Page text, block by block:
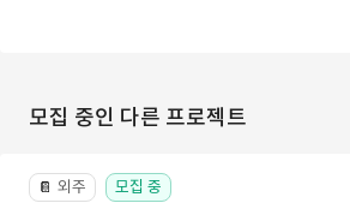
모집 중인 다른 프로젝트
📔 외주 모집 중